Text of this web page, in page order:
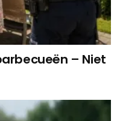
– Niet